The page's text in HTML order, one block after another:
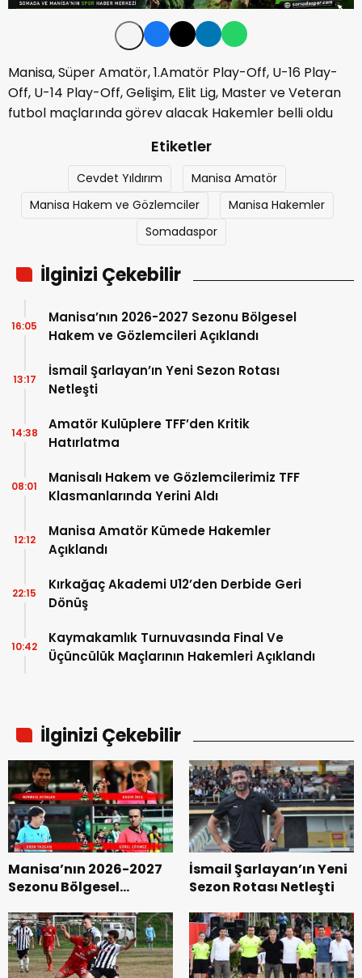
Manisa, Süper Amatör, 1.Amatör Play-Off, U-16 Play-
Off, U-14 Play-Off, Gelişim, Elit Lig, Master ve Veteran
futbol maçlarında görev alacak Hakemler belli oldu
Etiketler
Cevdet Yıldırım
Manisa Amatör
Manisa Hakem ve Gözlemciler
Manisa Hakemler
Somadaspor
İlginizi Çekebilir
Manisa’nın 2026-2027 Sezonu Bölgesel
Hakem ve Gözlemcileri Açıklandı
16:05
İsmail Şarlayan’ın Yeni Sezon Rotası
Netleşti
13:17
Amatör Kulüplere TFF’den Kritik
Hatırlatma
14:38
Manisalı Hakem ve Gözlemcilerimiz TFF
Klasmanlarında Yerini Aldı
08:01
Manisa Amatör Kümede Hakemler
Açıklandı
12:12
Kırkağaç Akademi U12’den Derbide Geri
Dönüş
22:15
Kaymakamlık Turnuvasında Final Ve
Üçüncülük Maçlarının Hakemleri Açıklandı
10:42
İlginizi Çekebilir
Manisa’nın 2026-2027
Sezonu Bölgesel
Açıklandı
İsmail Şarlayan’ın Yeni
Sezon Rotası Netleşti